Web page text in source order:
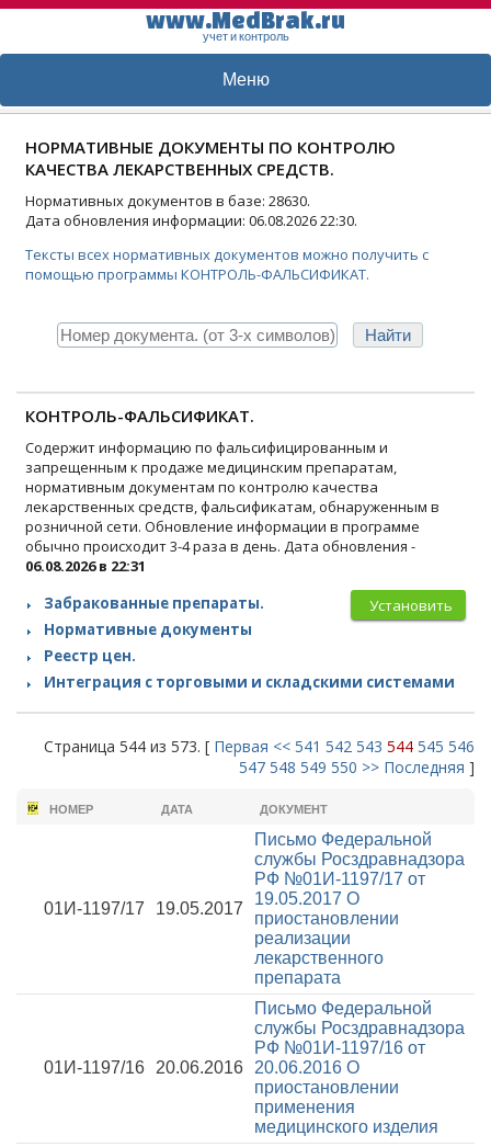
www.MedBrak.ru
учет и контроль
Меню
НОРМАТИВНЫЕ ДОКУМЕНТЫ ПО КОНТРОЛЮ
КАЧЕСТВА ЛЕКАРСТВЕННЫХ СРЕДСТВ.
Нормативных документов в базе: 28630.
Дата обновления информации: 06.08.2026 22:30.
Тексты всех нормативных документов можно получить с
помощью программы КОНТРОЛЬ-ФАЛЬСИФИКАТ.
КОНТРОЛЬ-ФАЛЬСИФИКАТ.
Содержит информацию по фальсифицированным и
запрещенным к продаже медицинским препаратам,
нормативным документам по контролю качества
лекарственных средств, фальсификатам, обнаруженным в
розничной сети. Обновление информации в программе
обычно происходит 3-4 раза в день. Дата обновления -
06.08.2026 в 22:31
Установить
Забракованные препараты.
Нормативные документы
Реестр цен.
Интеграция с торговыми и складскими системами
Страница 544 из 573. [ Первая << 541 542 543 544 545 546
547 548 549 550 >> Последняя ]
НОМЕР ДАТА ДОКУМЕНТ
01И-1197/17 19.05.2017
Письмо Федеральной
службы Росздравнадзора
РФ №01И-1197/17 от
19.05.2017 О
приостановлении
реализации
лекарственного
препарата
01И-1197/16 20.06.2016
Письмо Федеральной
службы Росздравнадзора
РФ №01И-1197/16 от
20.06.2016 О
приостановлении
применения
медицинского изделия